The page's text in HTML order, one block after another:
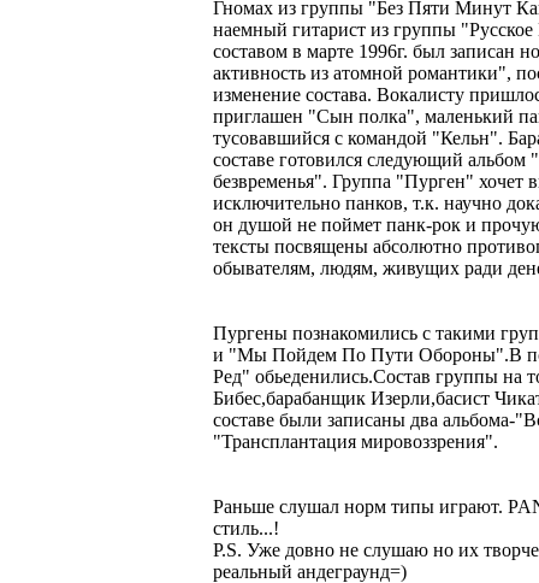
Гномах из группы "Без Пяти Минут
наемный гитарист из группы
составом в марте 1996г. был записан
активность из атомной романтики",
изменение состава. Вокалисту
приглашен "Сын полка", маленький
тусовавшийся с командой "Кельн".
составе готовился следующий альбом
безвременья". Группа "Пурген" хочет
исключительно панков, т.к. научно
он душой не поймет панк-рок и
тексты посвящены абсолютно
обывателям, людям, живущих ради
Пургены познакомились с такими
и "Мы Пойдем По Пути Обороны".В
Ред" обьеденились.Состав группы на
Бибес,барабанщик Изерли,басист
составе были записаны два альбома-
"Трансплантация мировоззрения".
Раньше слушал норм типы играют.
стиль...!
P.S. Уже довно не слушаю но их
реальный андеграунд=)